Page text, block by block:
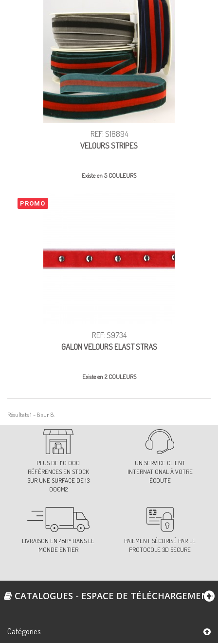
REF: S18894
VELOURS STRIPES
Existe en 5 COULEURS
PROMO
REF: S9734
GALON VELOURS ELAST STRAS
Existe en 2 COULEURS
Résultats 1 - 8 sur 8.
PLUS DE 110 000
RÉFÉRENCES EN STOCK
SUR UNE SURFACE DE 13
000M2
UN SERVICE CLIENT
INTERNATIONAL À VOTRE
ÉCOUTE
LIVRAISON EN 48H* DANS LE
MONDE ENTIER
PAIEMENT SÉCURISÉ PAR LE
PROTOCOLE 3D SECURE
CATALOGUES - ESPACE DE TÉLÉCHARGEMENT
Catégories